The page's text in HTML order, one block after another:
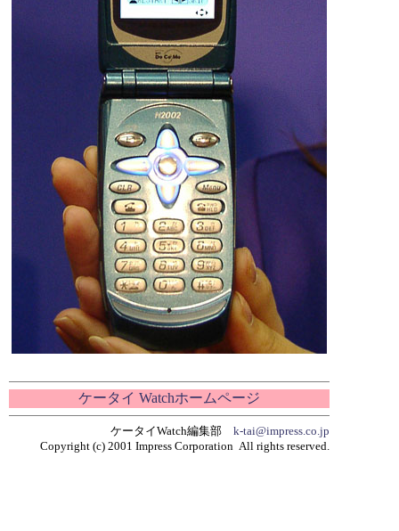
ケータイ Watchホームページ
ケータイWatch編集部 k-tai@impress.co.jp
Copyright (c) 2001 Impress Corporation All rights reserved.